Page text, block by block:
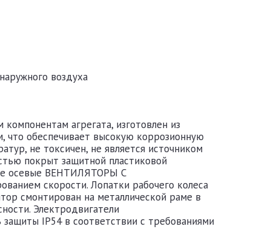
воздуха
агрегата, изготовлен из
что обеспечивает высокую коррозионную
не токсичен, не является источником
покрыт защитной пластиковой
осевые ВЕНТИЛЯТОРЫ С
скорости. Лопатки рабочего колеса
смонтирован на металлической раме в
Электродвигатели
IP54 в соответствии с требованиями